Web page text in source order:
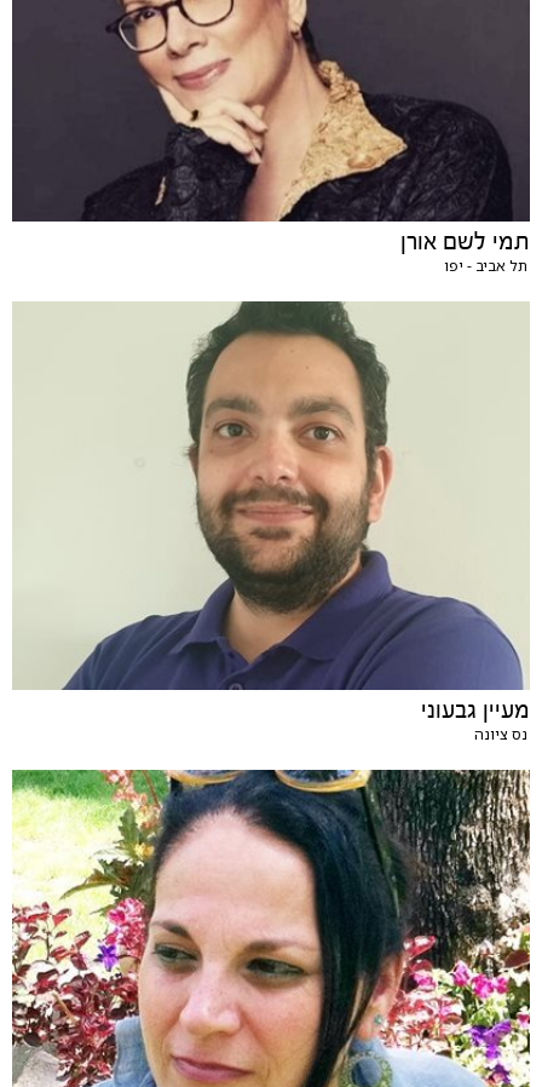
תמי לשם אורן
תל אביב - יפו
מעיין גבעוני
נס ציונה